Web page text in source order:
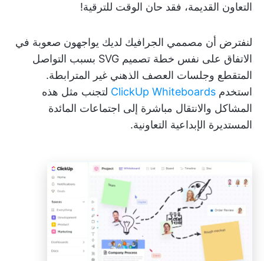
التعاون القديمة، فقد حان الوقت للترقية!
لنفترض أن مصممي الجرافيك لديك يواجهون صعوبة في
الاتفاق على نفس خطة تصميم SVG بسبب التواصل
المتقطع وجلسات العصف الذهني غير المترابطة.
استخدم ClickUp Whiteboards لتجنب مثل هذه
المشاكل والانتقال مباشرة إلى اجتماعات المائدة
المستديرة الإبداعية التعاونية.